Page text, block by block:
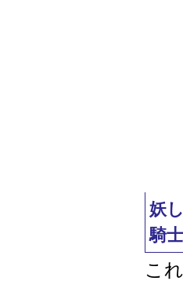
妖
騎
こ